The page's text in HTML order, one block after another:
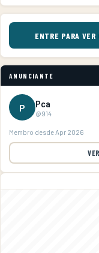
ENTRE PARA VER
ANUNCIANTE
P Pca
@914
Membro desde Apr 2026